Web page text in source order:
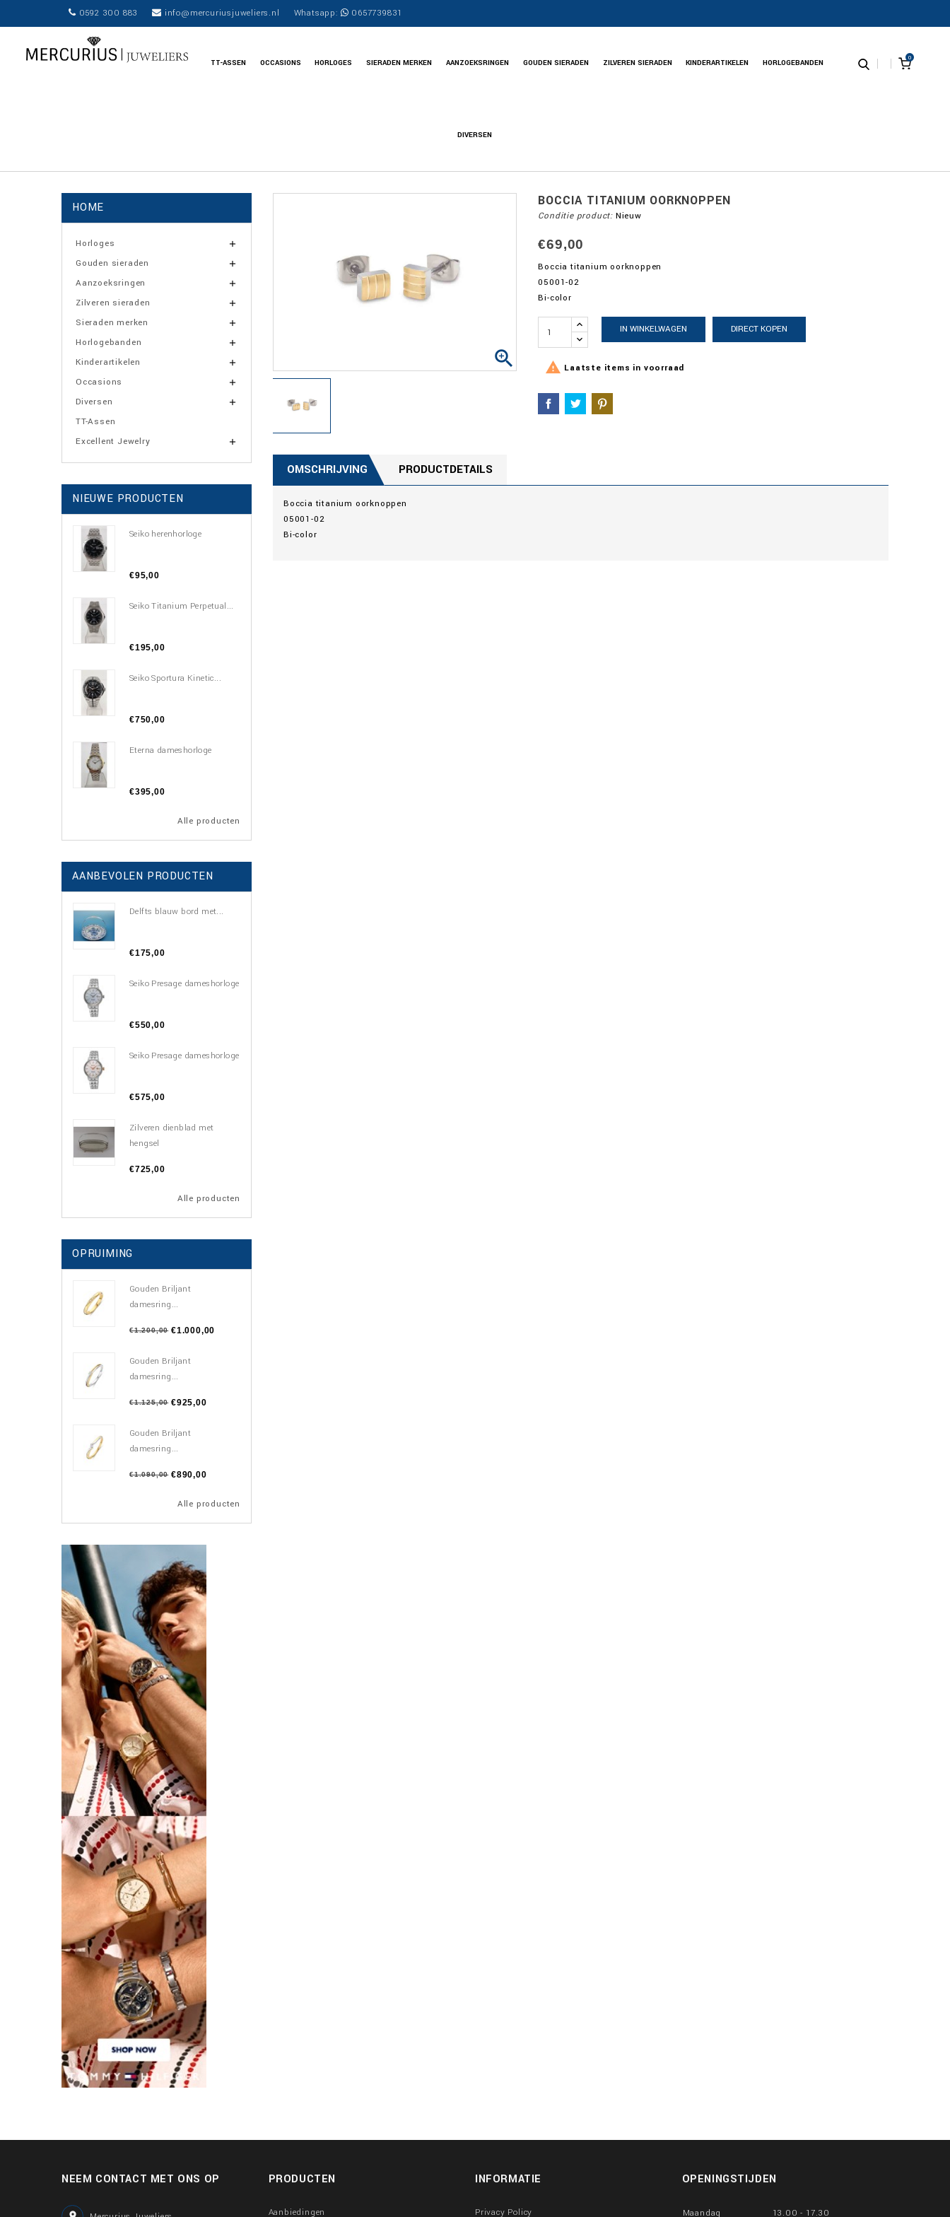
0592 300 883 info@mercuriusjuweliers.nl Whatsapp: 0657739831
0
TT-ASSEN OCCASIONS HORLOGES SIERADEN MERKEN AANZOEKSRINGEN GOUDEN SIERADEN ZILVEREN SIERADEN KINDERARTIKELEN HORLOGEBANDEN
DIVERSEN
HOME
Horloges 
Gouden sieraden 
Aanzoeksringen 
Zilveren sieraden 
Sieraden merken 
Horlogebanden 
Kinderartikelen 
Occasions 
Diversen 
TT-Assen
Excellent Jewelry

NIEUWE PRODUCTEN
Seiko herenhorloge
€95,00
Seiko Titanium Perpetual...
€195,00
Seiko Sportura Kinetic...
€750,00
Eterna dameshorloge
€395,00
Alle producten
AANBEVOLEN PRODUCTEN
Delfts blauw bord met...
€175,00
Seiko Presage dameshorloge
€550,00
Seiko Presage dameshorloge
€575,00
Zilveren dienblad met
hengsel
€725,00
Alle producten
OPRUIMING
Gouden Briljant
damesring...
€1.200,00 €1.000,00
Gouden Briljant
damesring...
€1.125,00 €925,00
Gouden Briljant
damesring...
€1.090,00 €890,00
Alle producten

BOCCIA TITANIUM OORKNOPPEN
Conditie product: Nieuw
€69,00
Boccia titanium oorknoppen
05001-02
Bi-color
IN WINKELWAGEN DIRECT KOPEN
 Laatste items in voorraad
OMSCHRIJVING PRODUCTDETAILS
Boccia titanium oorknoppen
05001-02
Bi-color
NEEM CONTACT MET ONS OP PRODUCTEN
Aanbiedingen
INFORMATIE
Privacy Policy
OPENINGSTIJDEN
Maandag 13.00 - 17.30